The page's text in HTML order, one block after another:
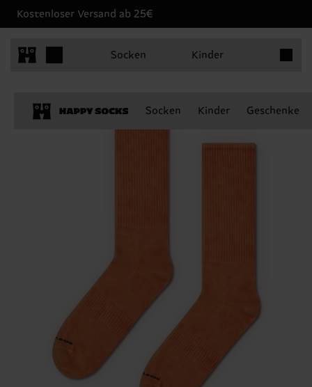
Kostenloser Versand ab 25€
Socken Kinder
Socken Kinder Geschenke